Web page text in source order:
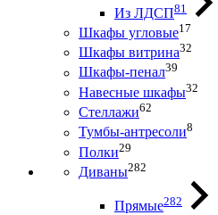
Из ЛДСП81
Шкафы угловые17
Шкафы витрина32
Шкафы-пенал39
Навесные шкафы32
Стеллажи62
Тумбы-антресоли8
Полки29
Диваны282
Прямые282